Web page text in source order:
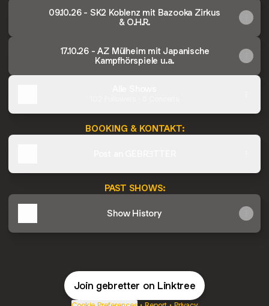
09.10.26 - SK2 Koblenz mit Bazooka Zirkus
& O.H.R.
17.10.26 - AZ Mülheim mit Japanische
Kampfhörspiele u.a.
BOOKING & KONTAKT:
PAST SHOWS:
Show History
Album "Pint Peddla"
Album Pint Peddla - Orange
Join gebretter on Linktree